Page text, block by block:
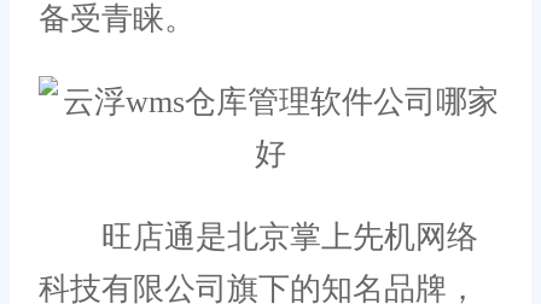
备受青睐。
旺店通是北京掌上先机网络
科技有限公司旗下的知名品牌，